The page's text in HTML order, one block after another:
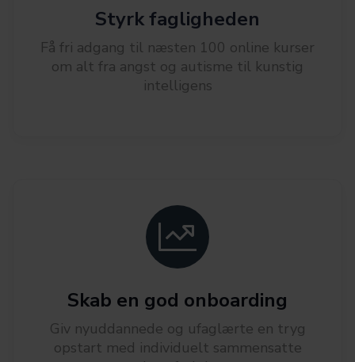
Styrk fagligheden
Få fri adgang til næsten 100 online kurser
om alt fra angst og autisme til kunstig
intelligens
Skab en god onboarding
Giv nyuddannede og ufaglærte en tryg
opstart med individuelt sammensatte